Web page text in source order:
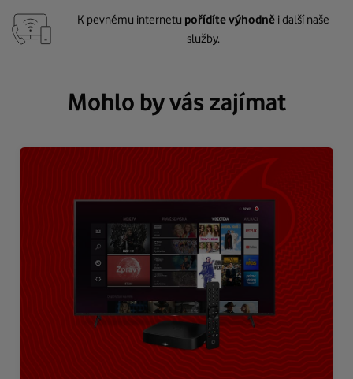
K pevnému internetu pořídíte výhodně i další naše
služby.
Mohlo by vás zajímat